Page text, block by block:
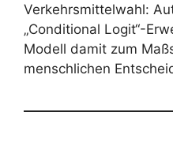
Verkehrsmittelwahl:
„Conditional Logit“-
Modell damit zum
menschlichen